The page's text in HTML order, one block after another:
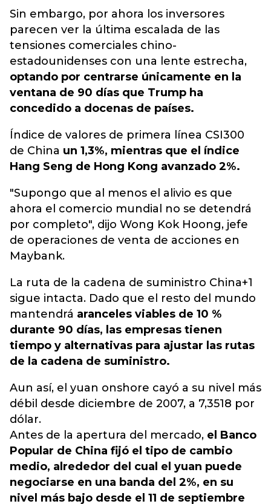
Sin embargo, por ahora los inversores
parecen ver la última escalada de las
tensiones comerciales chino-
estadounidenses con una lente estrecha,
optando por centrarse únicamente en la
ventana de 90 días que Trump ha
concedido a docenas de países.
Índice de valores de primera línea CSI300
de China un 1,3%, mientras que el índice
Hang Seng de Hong Kong avanzado 2%.
"Supongo que al menos el alivio es que
ahora el comercio mundial no se detendrá
por completo", dijo Wong Kok Hoong, jefe
de operaciones de venta de acciones en
Maybank.
La ruta de la cadena de suministro China+1
sigue intacta. Dado que el resto del mundo
mantendrá aranceles viables de 10 %
durante 90 días, las empresas tienen
tiempo y alternativas para ajustar las rutas
de la cadena de suministro.
Aun así, el yuan onshore cayó a su nivel más
débil desde diciembre de 2007, a 7,3518 por
dólar.
Antes de la apertura del mercado, el Banco
Popular de China fijó el tipo de cambio
medio, alrededor del cual el yuan puede
negociarse en una banda del 2%, en su
nivel más bajo desde el 11 de septiembre